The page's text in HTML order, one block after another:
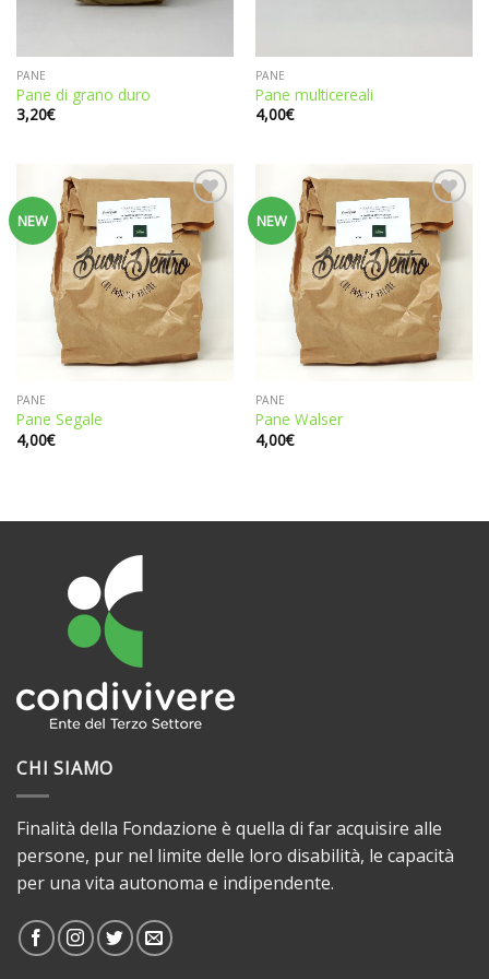
PANE
Pane di grano duro
3,20€
PANE
Pane multicereali
4,00€
NEW
Aggiungi
alla
lista dei
desideri
PANE
Pane Segale
4,00€
NEW
Aggiungi
alla
lista dei
desideri
PANE
Pane Walser
4,00€
CHI SIAMO
Finalità della Fondazione è quella di far acquisire alle
persone, pur nel limite delle loro disabilità, le capacità
per una vita autonoma e indipendente.